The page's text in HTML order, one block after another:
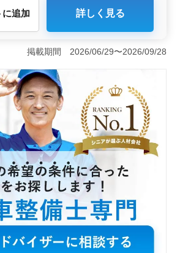
野県長野市に位置する整備工場で
集しています。国産車と輸入車の整
います。軽自動車からトラックまで
す。50代以上の方も積極的に活躍し
格を活かせる環境です。 ＜募集要
士以上の資格と、自動車整備経験が
象です。篠ノ井駅からアクセスが便利
です。年収は400万円から500万円で、
ます。残業は月平均10時間程度でメ
方ができます。 ＜会社情報＞ 自
行う企業で、禁煙環境での業務が行わ
主体の職場で、26人の従業員が活躍
富な方や中高年の方も歓迎されてお
活躍できる環境です。
に追加 詳しく見る
掲載期間 2026/06/29〜2026/09/28